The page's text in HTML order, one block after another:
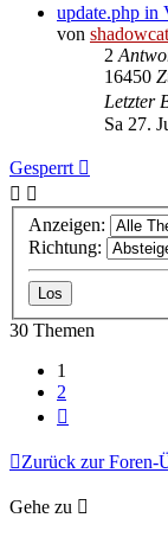
update.php in
von shadowcat
2
16450
Letzter
Sa 27.
Gesperrt
Anzeigen:
Richtung:
30 Themen
1
2
Zurück zur Foren-
Gehe zu